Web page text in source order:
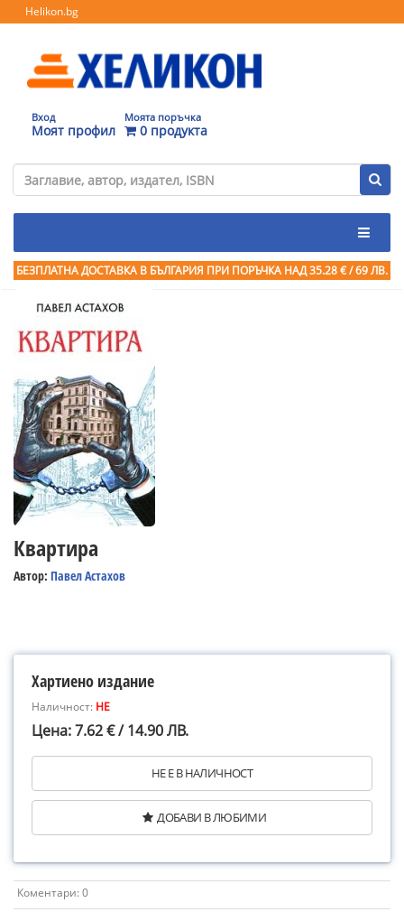
Helikon.bg
Вход
Моят профил
Моята поръчка
0 продукта
БЕЗПЛАТНА ДОСТАВКА В БЪЛГАРИЯ ПРИ ПОРЪЧКА НАД 35.28 € / 69 ЛВ.
Квартира
Автор: Павел Астахов
Хартиено издание
Наличност: НЕ
Цена: 7.62 € / 14.90 ЛВ.
НЕ Е В НАЛИЧНОСТ
ДОБАВИ В ЛЮБИМИ
Коментари: 0